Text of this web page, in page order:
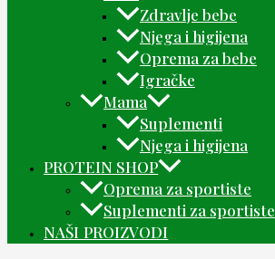
Zdravlje bebe
Njega i higijena
Oprema za bebe
Igračke
Mama
Suplementi
Njega i higijena
PROTEIN SHOP
Oprema za sportiste
Suplementi za sportiste
NAŠI PROIZVODI